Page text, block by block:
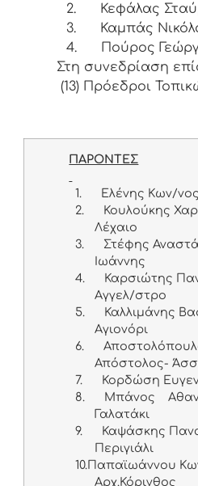
2.
Κεφάλας
3.
Καμπάς
4.
Πούρος
Στη συνεδρίαση
(13) Πρόεδροι
ΠΑΡΟΝΤΕΣ
1.
Ελένης Κων/νος
2.
Κουλούκης
Λέχαιο
3.
Στέφης
Ιωάννης
4.
Καρσιώτης
Αγγελ/στρο
5.
Καλλιμάνης
Αγιονόρι
6.
Απόστολος-
7.
Κορδώση
8.
Μπάνος
Γαλατάκι
9.
Καψάσκης
Περιγιάλι
10.Παπαϊωάννου
Αρχ.Κόρινθος